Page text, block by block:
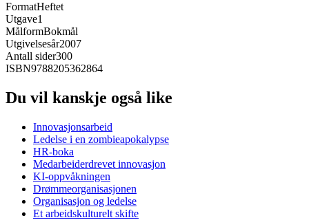
FormatHeftet
Utgave1
MålformBokmål
Utgivelsesår2007
Antall sider300
ISBN9788205362864
Du vil kanskje også like
Innovasjonsarbeid
Ledelse i en zombieapokalypse
HR-boka
Medarbeiderdrevet innovasjon
KI-oppvåkningen
Drømmeorganisasjonen
Organisasjon og ledelse
Et arbeidskulturelt skifte